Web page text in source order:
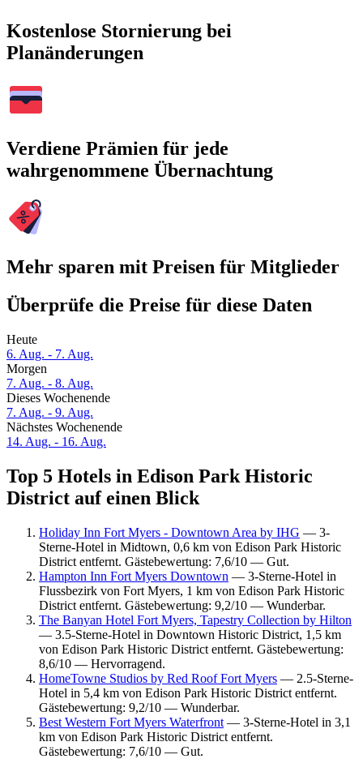
Kostenlose Stornierung bei
Planänderungen
Verdiene Prämien für jede
wahrgenommene Übernachtung
Mehr sparen mit Preisen für Mitglieder
Überprüfe die Preise für diese Daten
Heute
6. Aug. - 7. Aug.
Morgen
7. Aug. - 8. Aug.
Dieses Wochenende
7. Aug. - 9. Aug.
Nächstes Wochenende
14. Aug. - 16. Aug.
Top 5 Hotels in Edison Park Historic
District auf einen Blick
Holiday Inn Fort Myers - Downtown Area by IHG — 3-
Sterne-Hotel in Midtown, 0,6 km von Edison Park Historic
District entfernt. Gästebewertung: 7,6/10 — Gut.
Hampton Inn Fort Myers Downtown — 3-Sterne-Hotel in
Flussbezirk von Fort Myers, 1 km von Edison Park Historic
District entfernt. Gästebewertung: 9,2/10 — Wunderbar.
The Banyan Hotel Fort Myers, Tapestry Collection by Hilton
— 3.5-Sterne-Hotel in Downtown Historic District, 1,5 km
von Edison Park Historic District entfernt. Gästebewertung:
8,6/10 — Hervorragend.
HomeTowne Studios by Red Roof Fort Myers — 2.5-Sterne-
Hotel in 5,4 km von Edison Park Historic District entfernt.
Gästebewertung: 9,2/10 — Wunderbar.
Best Western Fort Myers Waterfront — 3-Sterne-Hotel in 3,1
km von Edison Park Historic District entfernt.
Gästebewertung: 7,6/10 — Gut.